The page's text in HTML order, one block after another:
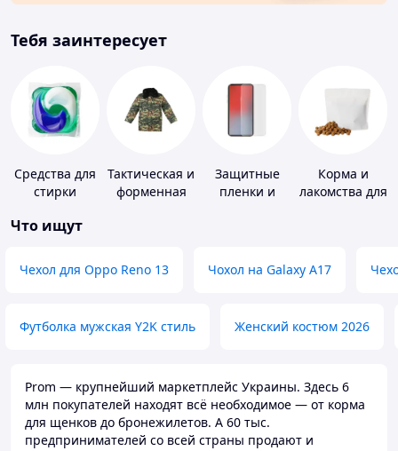
Тебя заинтересует
Средства для
стирки
Тактическая и
форменная
Защитные
пленки и
Корма и
лакомства для
Что ищут
Чехол для Oppo Reno 13 Чохол на Galaxy A17
Футболка мужская Y2K стиль Женский костюм 2026
Prom — крупнейший маркетплейс Украины. Здесь 6
млн покупателей находят всё необходимое — от корма
для щенков до бронежилетов. А 60 тыс.
предпринимателей со всей страны продают и